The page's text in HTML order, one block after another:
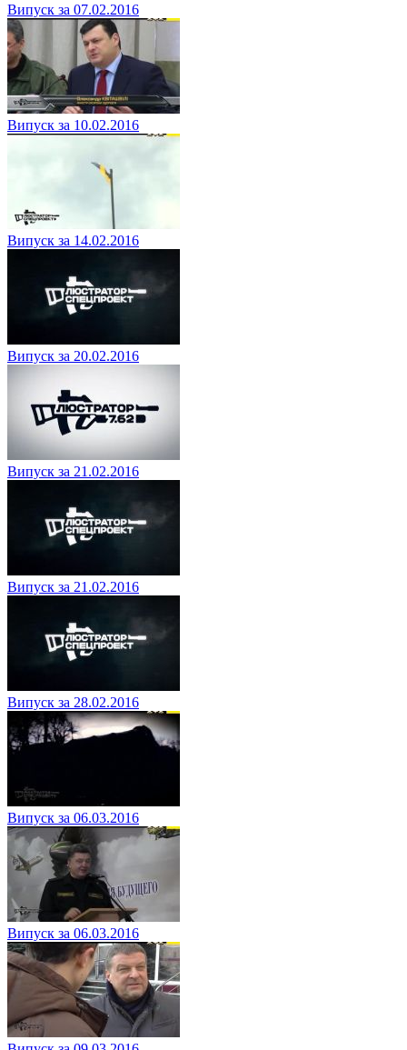
Випуск за 07.02.2016
Випуск за 10.02.2016
Випуск за 14.02.2016
Випуск за 20.02.2016
Випуск за 21.02.2016
Випуск за 21.02.2016
Випуск за 28.02.2016
Випуск за 06.03.2016
Випуск за 06.03.2016